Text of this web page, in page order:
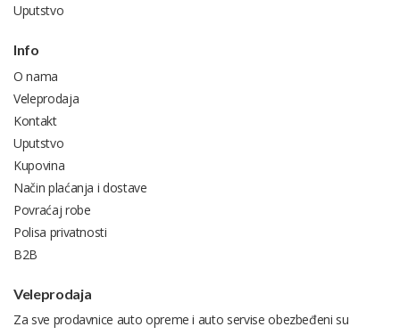
Uputstvo
Info
O nama
Veleprodaja
Kontakt
Uputstvo
Kupovina
Način plaćanja i dostave
Povraćaj robe
Polisa privatnosti
B2B
Veleprodaja
Za sve prodavnice auto opreme i auto servise obezbeđeni su